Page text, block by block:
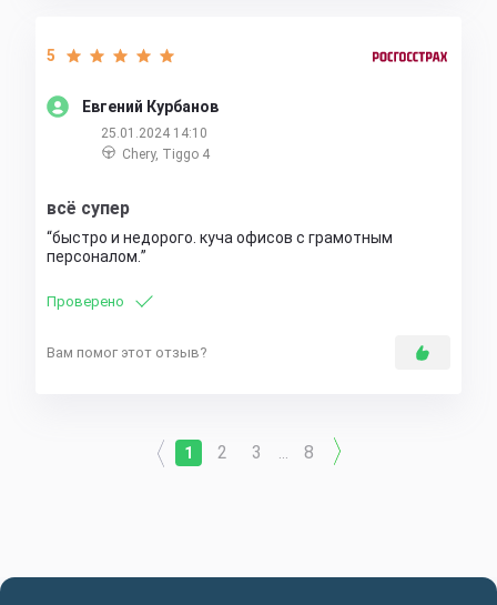
Евгений Курбанов
5
25.01.2024 14:10
Chery, Tiggo 4
всё супер
быстро и недорого. куча офисов с грамотным
персоналом.
Проверено
Вам помог этот отзыв?
1 2 3 8